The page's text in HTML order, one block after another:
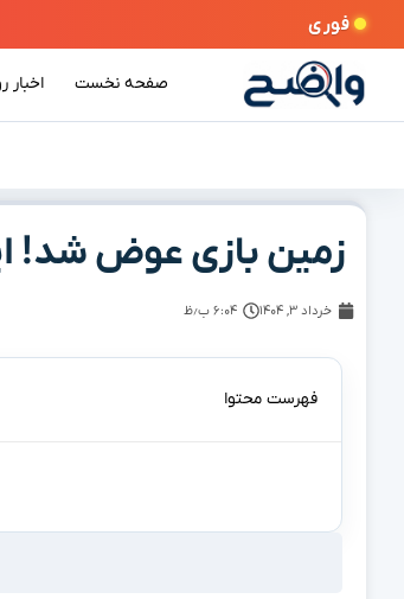
فوری
صفحه نخست اخبار
زمین بازی عوض شد!
خرداد ۳, ۱۴۰۴ ۶:۰۴ ب٫ظ
فهرست محتوا